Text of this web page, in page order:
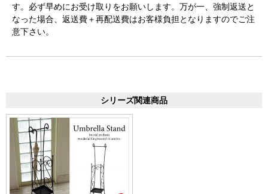
す。必ず早めにお受け取りをお願いします。万が一、強制返送と
なった場合、返送費＋再配送費はお客様負担となりますのでご注
意下さい。
シリーズ関連商品